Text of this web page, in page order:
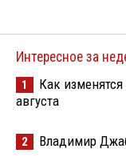
Интересное за
1
Как
августа
2 Владимир